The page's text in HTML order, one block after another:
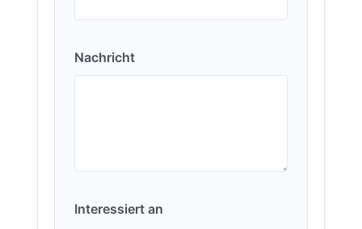
Nachricht
Interessiert an